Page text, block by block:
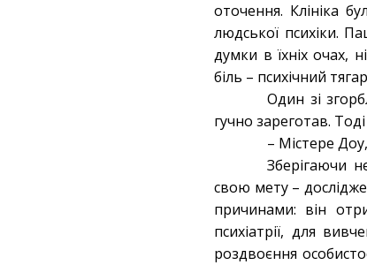
оточення. Клініка
людської психіки.
думки в їхніх очах,
біль – психічний
Один зі
гучно зареготав.
– Містере
Зберігаючи
свою мету –
причинами: він
психіатрії, для
роздвоєння